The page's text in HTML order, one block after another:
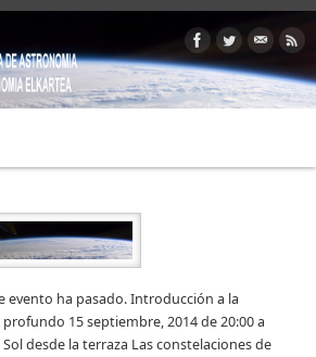
evento ha pasado. Introducción a la
15 septiembre, 2014 de 20:00 a
desde la terraza Las constelaciones de